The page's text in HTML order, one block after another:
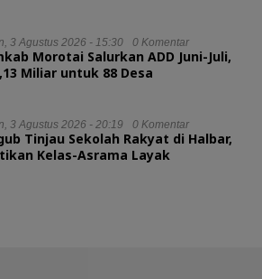
3 Agustus 2026 - 15:30 0 Komentar
Morotai Salurkan ADD Juni-Juli,
Miliar untuk 88 Desa
3 Agustus 2026 - 20:19 0 Komentar
Tinjau Sekolah Rakyat di Halbar,
Kelas-Asrama Layak